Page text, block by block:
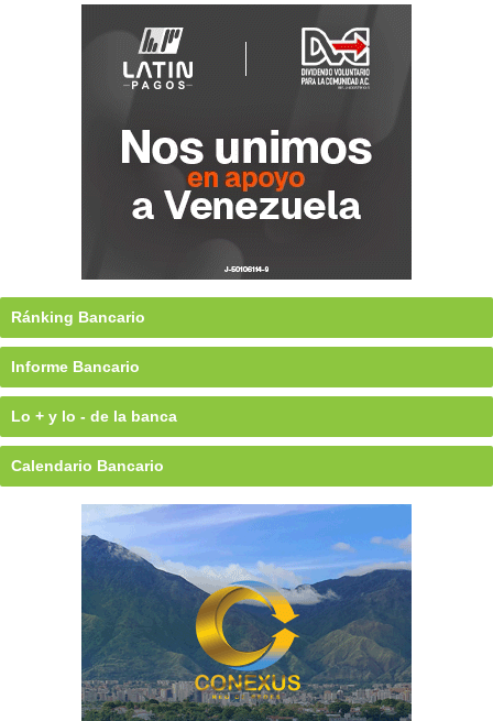
Ránking Bancario
Informe Bancario
Lo + y lo - de la banca
Calendario Bancario